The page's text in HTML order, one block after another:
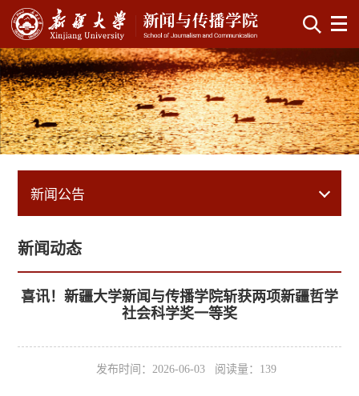
新闻公告
新闻动态
喜讯！新疆大学新闻与传播学院斩获两项新疆哲学
社会科学奖一等奖
发布时间：2026-06-03 阅读量： 139